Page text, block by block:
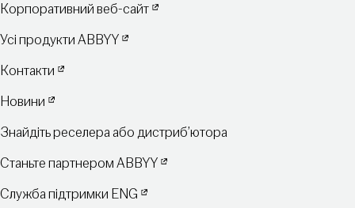
Корпоративний веб-сайт
Усі продукти ABBYY
Контакти
Новини
Знайдіть реселера або дистриб’ютора
Станьте партнером ABBYY
Служба підтримки ENG